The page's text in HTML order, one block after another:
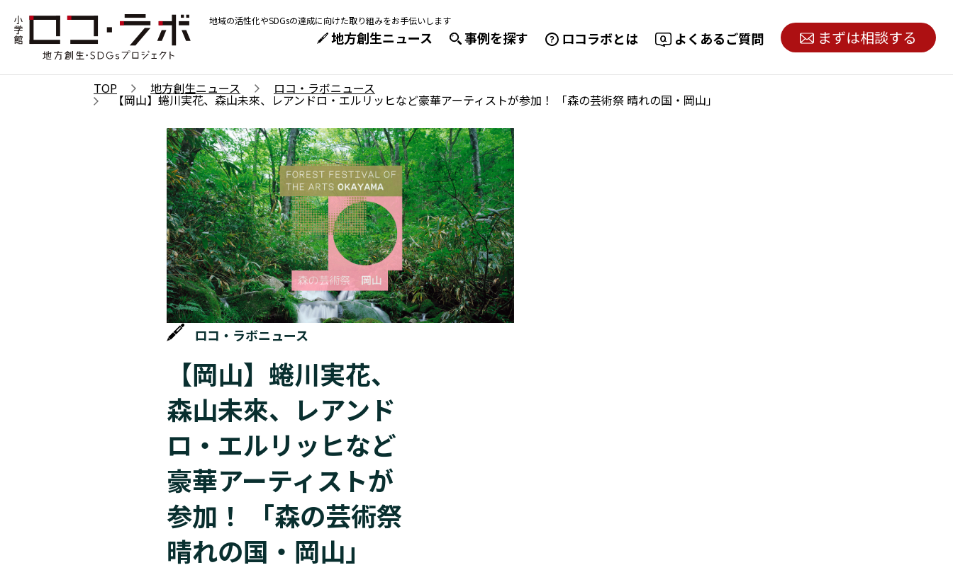
地域の活性化やSDGsの達成に向けた取り組みをお手伝いします
地方創生ニュース 事例を探す ロコラボとは よくあるご質問 まずは相談する
TOP 地方創生ニュース ロコ・ラボニュース
【岡山】蜷川実花、森山未來、レアンドロ・エルリッヒなど豪華アーティストが参加！ 「森の芸術祭 晴れの国・岡山」
ロコ・ラボニュース
【岡山】蜷川実花、
森山未來、レアンド
ロ・エルリッヒなど
豪華アーティストが
参加！ 「森の芸術祭
晴れの国・岡山」